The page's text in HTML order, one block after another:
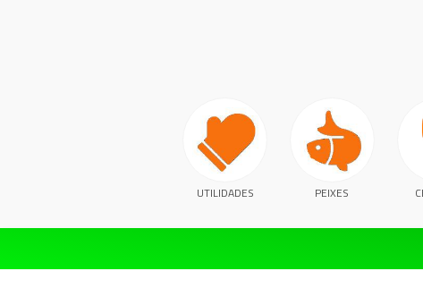
UTILIDADES PEIXES